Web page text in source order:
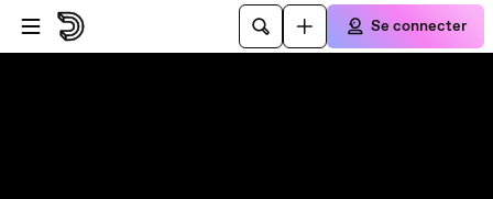
Passer au player
Passer au contenu principal
Se connecter